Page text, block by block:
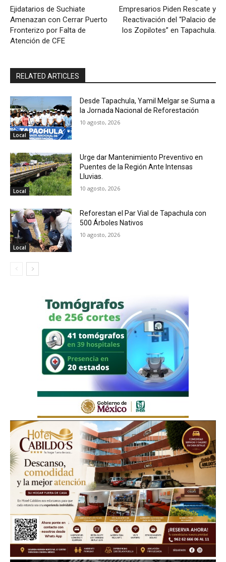
Ejidatarios de Suchiate
Amenazan con Cerrar Puerto
Fronterizo por Falta de
Atención de CFE
Empresarios Piden Rescate y
Reactivación del “Palacio de
los Zopilotes” en Tapachula.
RELATED ARTICLES
Local
Desde Tapachula, Yamil Melgar se Suma a
la Jornada Nacional de Reforestación
10 agosto, 2026
Local
Urge dar Mantenimiento Preventivo en
Puentes de la Región Ante Intensas
Lluvias.
10 agosto, 2026
Local
Reforestan el Par Vial de Tapachula con
500 Árboles Nativos
10 agosto, 2026